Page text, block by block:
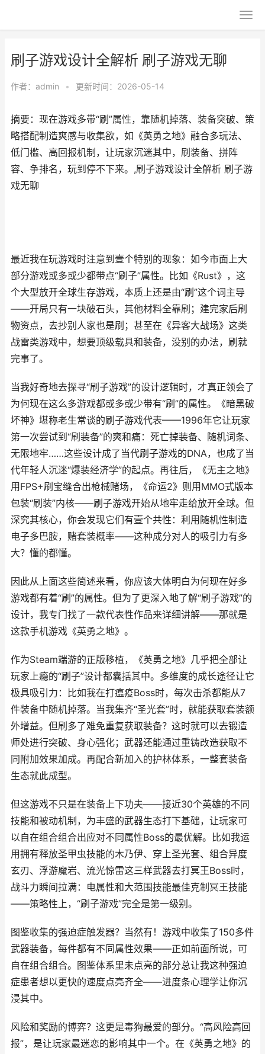
刷子游戏设计全解析 刷子游戏无聊
作者： admin • 更新时间：2026-05-14
摘要：现在游戏多带“刷”属性，靠随机掉落、装备突破、策
略搭配制造爽感与收集欲，如《英勇之地》融合多玩法、
低门槛、高回报机制，让玩家沉迷其中，刷装备、拼阵
容、争排名，玩到停不下来。,刷子游戏设计全解析 刷子游
戏无聊
最近我在玩游戏时注意到壹个特别的现象：如今市面上大
部分游戏或多或少都带点“刷子”属性。比如《Rust》，这
个大型放开全球生存游戏，本质上还是由“刷”这个词主导
——开局只有一块破石头，其他材料全靠刷；建完家后刷
物资点，去抄别人家也是刷；甚至在《异客大战场》这类
战雷类游戏中，想要顶级载具和装备，没别的办法，刷就
完事了。
当我好奇地去探寻“刷子游戏”的设计逻辑时，才真正领会了
为何现在这么多游戏都或多或少带有“刷”的属性。《暗黑破
坏神》堪称老生常谈的刷子游戏代表——1996年它让玩家
第一次尝试到“刷装备”的爽和痛：死亡掉装备、随机词条、
无限地牢……这些设计成了当代刷子游戏的DNA，也成了当
代年轻人沉迷“爆装经济学”的起点。再往后，《无主之地》
用FPS+刷宝缝合出枪械赌场，《命运2》则用MMO式版本
包装“刷装”内核——刷子游戏开始从地牢走给放开全球。但
深究其核心，你会发现它们有壹个共性：利用随机性制造
电子多巴胺，赌套装概率——这种成分对人的吸引力有多
大？懂的都懂。
因此从上面这些简述来看，你应该大体明白为何现在好多
游戏都有着“刷”的属性。但为了更深入地了解“刷子游戏”的
设计，我专门找了一款代表性作品来详细讲解——那就是
这款手机游戏《英勇之地》。
作为Steam端游的正版移植，《英勇之地》几乎把全部让
玩家上瘾的“刷子”设计都囊括其中。多维度的成长途径让它
极具吸引力：比如我在打瘟疫Boss时，每次击杀都能从7
件装备中随机掉落。当我集齐“圣光套”时，就能获取套装额
外增益。但刷多了难免重复获取装备？这时就可以去锻造
师处进行突破、身心强化；武器还能通过重铸改造获取不
同附加效果加成。再配合新加入的护林体系，一整套装备
生态就此成型。
但这游戏不只是在装备上下功夫——接近30个英雄的不同
技能和被动机制，为丰盛的武器生态打下基础，让玩家可
以自在组合组合出应对不同属性Boss的最优解。比如我运
用拥有释放圣甲虫技能的木乃伊、穿上圣光套、组合异度
玄刃、浮游魔岩、流光惊雷这三样武器去打冥王Boss时，
战斗力瞬间拉满：电属性和大范围技能最佳克制冥王技能
——策略性上，“刷子游戏”完全是第一级别。
图鉴收集的强迫症触发器？当然有！游戏中收集了150多件
武器装备，每件都有不同属性效果——正如前面所说，可
自在组合组合。图鉴体系里未点亮的部分总让我这种强迫
症患者想以更快的速度点亮齐全——进度条心理学让你沉
浸其中。
风险和奖励的博弈？这更是毒狗最爱的部分。“高风险高回
报”，是让玩家最迷恋的影响其中一个。在《英勇之地》的